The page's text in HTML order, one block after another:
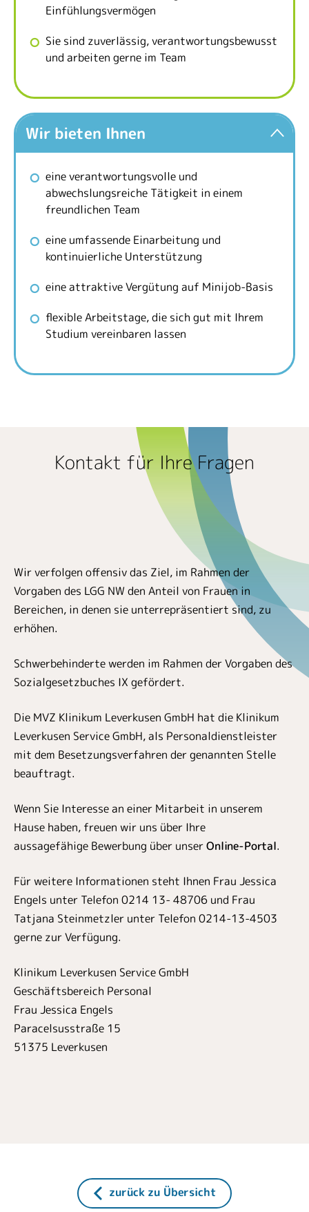
Einfühlungsvermögen
Sie sind zuverlässig, verantwortungsbewusst
und arbeiten gerne im Team
Wir bieten Ihnen
eine verantwortungsvolle und
abwechslungsreiche Tätigkeit in einem
freundlichen Team
eine umfassende Einarbeitung und
kontinuierliche Unterstützung
eine attraktive Vergütung auf Minijob-Basis
flexible Arbeitstage, die sich gut mit Ihrem
Studium vereinbaren lassen
Kontakt für Ihre Fragen
Wir verfolgen offensiv das Ziel, im Rahmen der
Vorgaben des LGG NW den Anteil von Frauen in
Bereichen, in denen sie unterrepräsentiert sind, zu
erhöhen.
Schwerbehinderte werden im Rahmen der Vorgaben des
Sozialgesetzbuches IX gefördert.
Die MVZ Klinikum Leverkusen GmbH hat die Klinikum
Leverkusen Service GmbH, als Personaldienstleister
mit dem Besetzungsverfahren der genannten Stelle
beauftragt.
Wenn Sie Interesse an einer Mitarbeit in unserem
Hause haben, freuen wir uns über Ihre
aussagefähige Bewerbung über unserOnline-Portal.
Für weitere Informationen steht Ihnen Frau Jessica
Engels unter Telefon 0214 13- 48706 und Frau
Tatjana Steinmetzler unter Telefon 0214-13-4503
gerne zur Verfügung.
Klinikum Leverkusen Service GmbH
Geschäftsbereich Personal
Frau Jessica Engels
Paracelsusstraße 15
51375 Leverkusen
zurück zu Übersicht